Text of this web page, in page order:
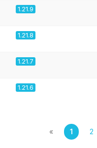
1.21.9
1.21.8
1.21.7
1.21.6
« 1 2